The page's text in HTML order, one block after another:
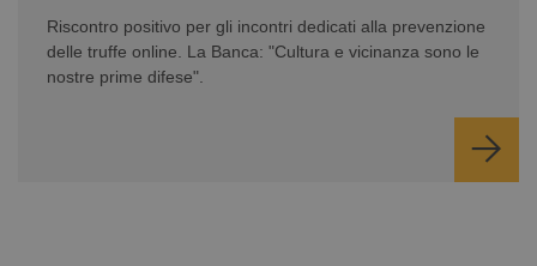
Riscontro positivo per gli incontri dedicati alla prevenzione
delle truffe online. La Banca: "Cultura e vicinanza sono le
nostre prime difese".